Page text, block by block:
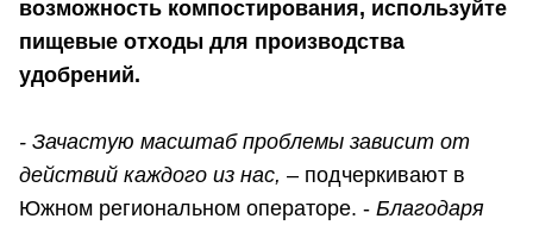
возможность компостирования, используйте
пищевые отходы для производства
удобрений.
- Зачастую масштаб проблемы зависит от
действий каждого из нас, – подчеркивают в
Южном региональном операторе. - Благодаря